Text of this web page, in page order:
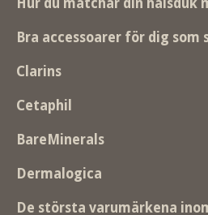
Hur du matchar din halsduk
Bra accessoarer för dig
Clarins
Cetaphil
BareMinerals
Dermalogica
De största varumärkena